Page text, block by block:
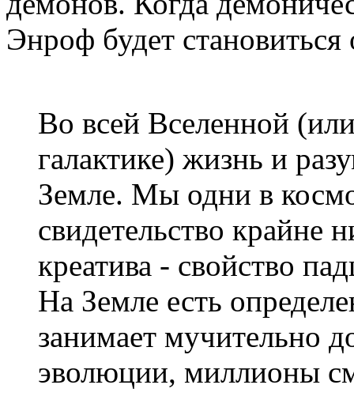
Энроф будет
Во всей Вселенной
галактике) жизнь и
Земле. Мы одни в
свидетельство крайне
креатива - свойство
На Земле есть
занимает мучительно
эволюции, миллионы